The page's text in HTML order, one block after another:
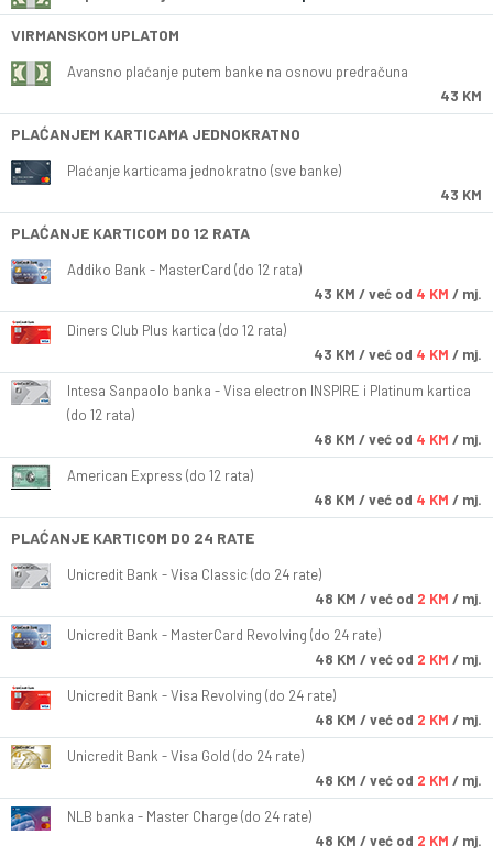
VIRMANSKOM UPLATOM
Avansno plaćanje putem banke na osnovu predračuna
43 KM
PLAĆANJEM KARTICAMA JEDNOKRATNO
Plaćanje karticama jednokratno (sve banke)
43 KM
PLAĆANJE KARTICOM DO 12 RATA
Addiko Bank - MasterCard (do 12 rata)
43 KM / već od 4 KM / mj.
Diners Club Plus kartica (do 12 rata)
43 KM / već od 4 KM / mj.
Intesa Sanpaolo banka - Visa electron INSPIRE i Platinum kartica
(do 12 rata)
48 KM / već od 4 KM / mj.
American Express (do 12 rata)
48 KM / već od 4 KM / mj.
PLAĆANJE KARTICOM DO 24 RATE
Unicredit Bank - Visa Classic (do 24 rate)
48 KM / već od 2 KM / mj.
Unicredit Bank - MasterCard Revolving (do 24 rate)
48 KM / već od 2 KM / mj.
Unicredit Bank - Visa Revolving (do 24 rate)
48 KM / već od 2 KM / mj.
Unicredit Bank - Visa Gold (do 24 rate)
48 KM / već od 2 KM / mj.
NLB banka - Master Charge (do 24 rate)
48 KM / već od 2 KM / mj.